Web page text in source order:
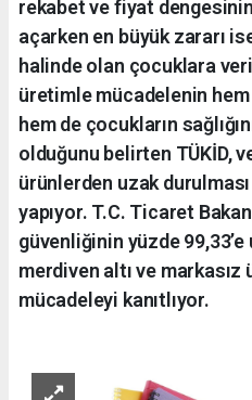
rekabet ve fiyat
açarken en büyük zararı
halinde olan çocuklara
üretimle mücadelenin
hem de çocukların
olduğunu belirten TÜKİD,
ürünlerden uzak
yapıyor. T.C. Ticaret
güvenliğinin yüzde
merdiven altı ve markasız
mücadeleyi kanıtlıyor.